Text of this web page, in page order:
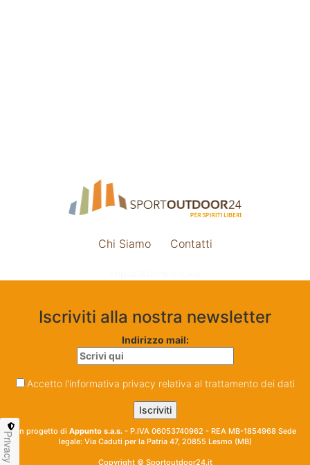
Chi Siamo Contatti
Iscriviti alla nostra newsletter
Indirizzo mail:
Accetto l'informativa privacy relativa al trattamento dei dati
Un progetto di Appunto s.a.s. - P.IVA 06053740962 - REA MB-1854968 Sede
legale: Via Caduti per la Patria 47, 20855 Lesmo (MB)
Copyright © Sportoutdoor24.it
Privacy